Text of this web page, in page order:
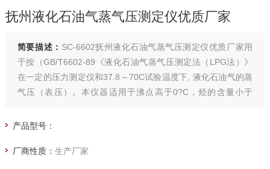
抚州液化石油气蒸气压测定仪优质厂家
简要描述： SC-6602抚州液化石油气蒸气压测定仪优质厂家用
于按（GB/T6602-89《液化石油气蒸气压测定法（LPG法）》
在一定的压力测定仪和37.8～70C试验温度下, 液化石油气的蒸
气压（表压）。本仪器适用于沸点高于0?C，烃的含量小于
产品型号：
厂商性质： 生产厂家